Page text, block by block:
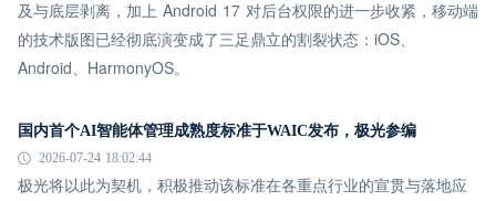
及与底层剥离，加上 Android 17 对后台权限的进一步收紧，移动端
的技术版图已经彻底演变成了三足鼎立的割裂状态：iOS、
Android、HarmonyOS。
国内首个AI智能体管理成熟度标准于WAIC发布，极光参编
2026-07-24 18:02:44
极光将以此为契机，积极推动该标准在各重点行业的宣贯与落地应